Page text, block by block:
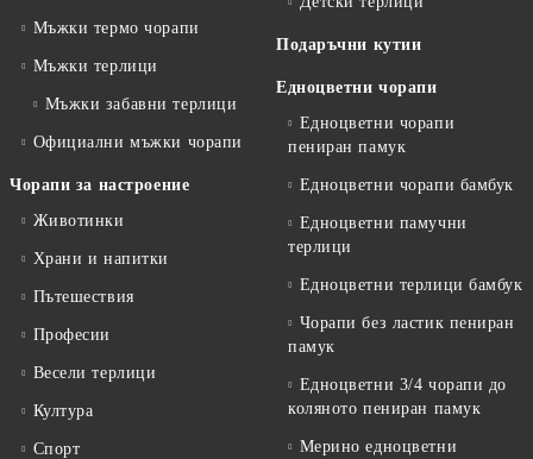
Мъжки термо чорапи
Мъжки терлици
Мъжки забавни терлици
Официални мъжки чорапи
Чорапи за настроение
Животинки
Храни и напитки
Пътешествия
Професии
Весели терлици
Култура
Спорт
Подаръчни кутии
Едноцветни чорапи
Едноцветни чорапи
пениран памук
Едноцветни чорапи бамбук
Едноцветни памучни
терлици
Едноцветни терлици бамбук
Чорапи без ластик пениран
памук
Едноцветни 3/4 чорапи до
коляното пениран памук
Мерино едноцветни